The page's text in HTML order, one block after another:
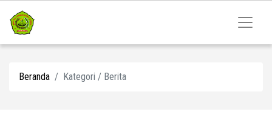
Beranda Kategori / Berita